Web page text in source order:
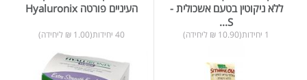
ללא ניקוטין בטעם אשכולית -
S...
1 יחידות(10.90 ₪ ליחידה)
העיניים פורטה Hyaluronix
40 יחידות(1.00 ₪ ליחידה)